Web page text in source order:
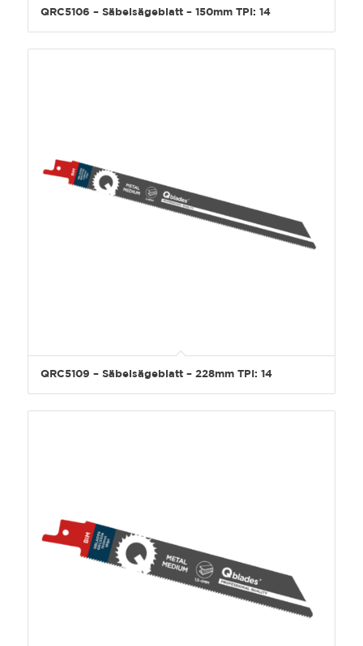
QRC5106 – Säbelsägeblatt – 150mm TPI: 14
QRC5109 – Säbelsägeblatt – 228mm TPI: 14